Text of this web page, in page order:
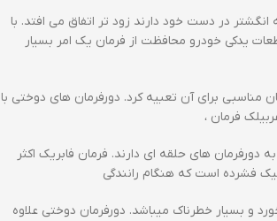
انگشتر در دست خود دارند زود تر اتفاق می افتد. با
یدکی خودرو محافظت از فرمان یک امر بسیار
مناسبی برای آن تعبیه کرد. دورفرمان های دوختی با
فرمان ،
های حلقه ای دارند. فرمان فابریک اکثر
فشرده است که هنگام رانندگی
و بسیار خطرناک میباشد. دورفرمان دوختی علاوه